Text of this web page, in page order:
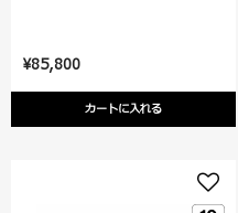
¥85,800
カートに入れる